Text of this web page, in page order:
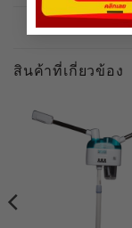
สินค้าที่เกี่ยวข้อง